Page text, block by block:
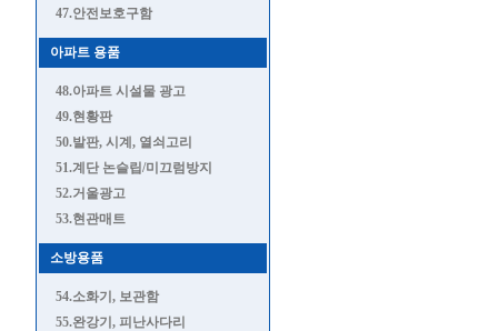
47.안전보호구함
아파트 용품
48.아파트 시설물 광고
49.현황판
50.발판, 시계, 열쇠고리
51.계단 논슬립/미끄럼방지
52.거울광고
53.현관매트
소방용품
54.소화기, 보관함
55.완강기, 피난사다리